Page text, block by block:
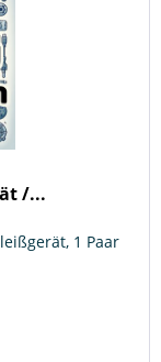
/...
1 Paar